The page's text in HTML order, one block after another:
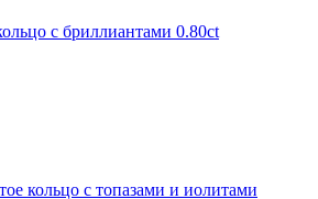
с бриллиантами 0.80ct